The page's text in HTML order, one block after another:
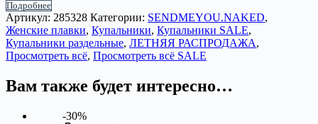
Подробнее
Артикул: 285328 Категории: SENDMEYOU.NAKED,
Женские плавки, Купальники, Купальники SALE,
Купальники раздельные, ЛЕТНЯЯ РАСПРОДАЖА,
Просмотреть всё, Просмотреть всё SALE
Вам также будет интересно…
-30%